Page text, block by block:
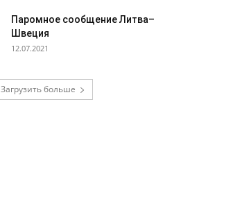
Паромное сообщение Литва–
Швеция
12.07.2021
Загрузить больше